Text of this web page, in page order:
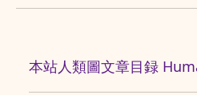
本站人類圖文章目録